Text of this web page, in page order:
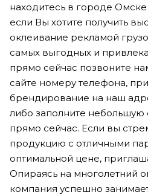
находитесь в городе
если Вы хотите получить
оклеивание рекламой
самых выгодных и
прямо сейчас позвоните
сайте номеру телефона,
брендирование на наш
либо заполните небольшую
прямо сейчас. Если вы
продукцию с отличными
оптимальной цене,
Опираясь на многолетний
компания успешно